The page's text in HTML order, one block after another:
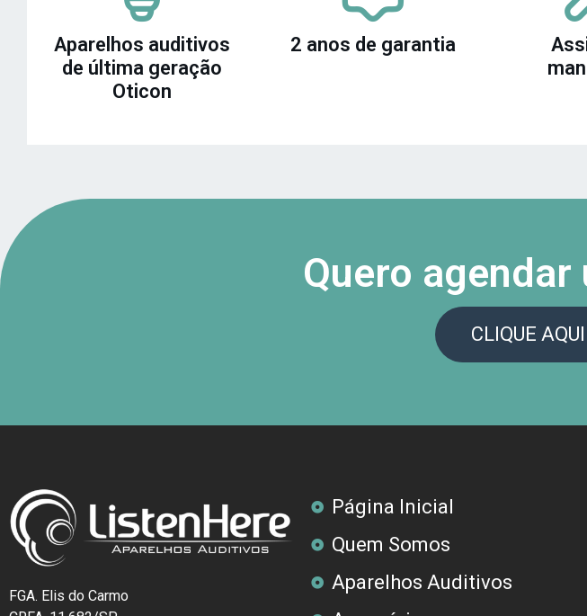
Aparelhos auditivos
de última geração
Oticon
2 anos de garantia
Quero
CLIQUE
FGA. Elis do Carmo
Página Inicial
Quem Somos
Aparelhos Auditivos